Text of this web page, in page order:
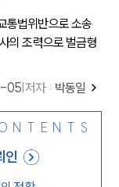
통법위반으로 소송
의 조력으로 벌금형
05 저자 : 박동일
인